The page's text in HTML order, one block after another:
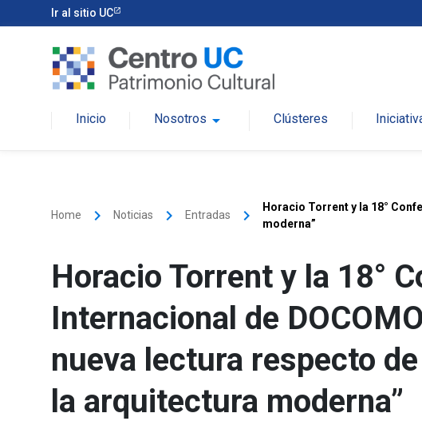
Ir al sitio UC
Inicio Nosotros arrow_drop_down Clústeres
Home keyboard_arrow_right Noticias keyboard_arrow_right Entradas keyboard_arrow_right
Horacio Torrent y la 18°
moderna”
Horacio Torrent y la 18°
Internacional de
nueva lectura respecto
la arquitectura moderna”